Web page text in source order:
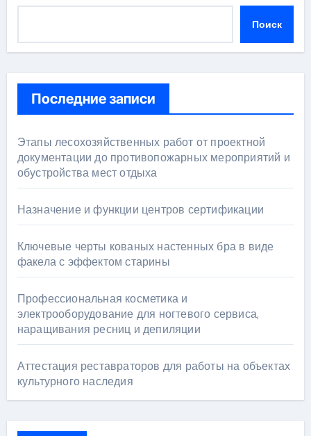
Поиск
Последние записи
Этапы лесохозяйственных работ от проектной
документации до противопожарных мероприятий и
обустройства мест отдыха
Назначение и функции центров сертификации
Ключевые черты кованых настенных бра в виде
факела с эффектом старины
Профессиональная косметика и
электрооборудование для ногтевого сервиса,
наращивания ресниц и депиляции
Аттестация реставраторов для работы на объектах
культурного наследия